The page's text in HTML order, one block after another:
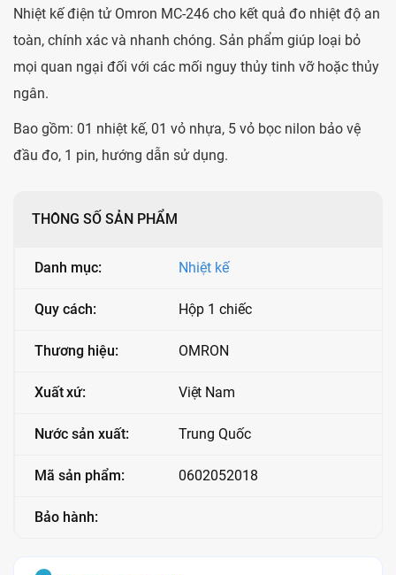
Nhiệt kế điện tử Omron MC-246 cho kết quả đo nhiệt độ an
toàn, chính xác và nhanh chóng. Sản phẩm giúp loại bỏ
mọi quan ngại đối với các mối nguy thủy tinh vỡ hoặc thủy
ngân.
Bao gồm: 01 nhiệt kế, 01 vỏ nhựa, 5 vỏ bọc nilon bảo vệ
đầu đo, 1 pin, hướng dẫn sử dụng.
THÔNG SỐ SẢN PHẨM
Danh mục: Nhiệt kế
Quy cách: Hộp 1 chiếc
Thương hiệu: OMRON
Xuất xứ: Việt Nam
Nước sản xuất: Trung Quốc
Mã sản phẩm: 0602052018
Bảo hành: